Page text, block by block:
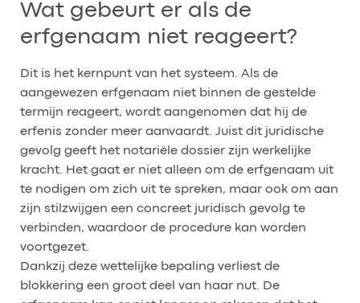
Wat gebeurt er als de
erfgenaam niet reageert?
Dit is het kernpunt van het systeem. Als de
aangewezen erfgenaam niet binnen de gestelde
termijn reageert, wordt aangenomen dat hij de
erfenis zonder meer aanvaardt. Juist dit juridische
gevolg geeft het notariële dossier zijn werkelijke
kracht. Het gaat er niet alleen om de erfgenaam uit
te nodigen om zich uit te spreken, maar ook om aan
zijn stilzwijgen een concreet juridisch gevolg te
verbinden, waardoor de procedure kan worden
voortgezet.
Dankzij deze wettelijke bepaling verliest de
blokkering een groot deel van haar nut. De